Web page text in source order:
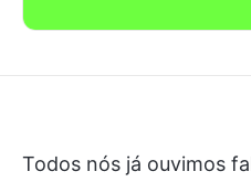
Todos nós já ouvimos